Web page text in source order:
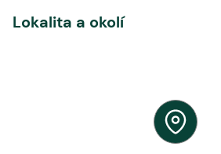
Lokalita a okolí